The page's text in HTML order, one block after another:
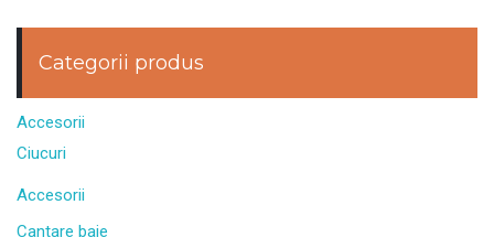
Categorii produs
Accesorii
Ciucuri
Accesorii
Cantare baie